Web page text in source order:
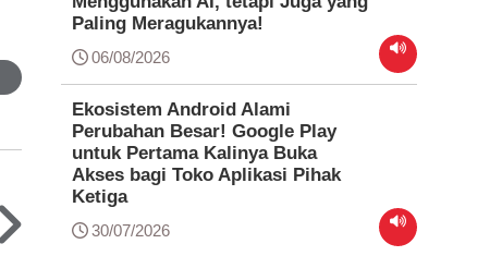
Paling Meragukannya!
06/08/2026
Ekosistem Android Alami
Perubahan Besar! Google Play
untuk Pertama Kalinya Buka
Akses bagi Toko Aplikasi Pihak
Ketiga
30/07/2026